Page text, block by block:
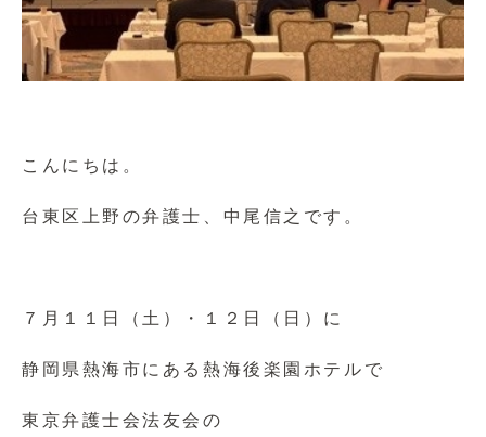
こんにちは。
台東区上野の弁護士、中尾信之です。
７月１１日（土）・１２日（日）に
静岡県熱海市にある熱海後楽園ホテルで
東京弁護士会法友会の